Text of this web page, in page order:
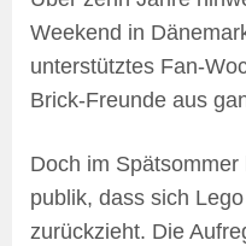
Weekend in
unterstütztes Fan-
Brick-Freunde aus
Doch im
publik, dass sich
zurückzieht. Die